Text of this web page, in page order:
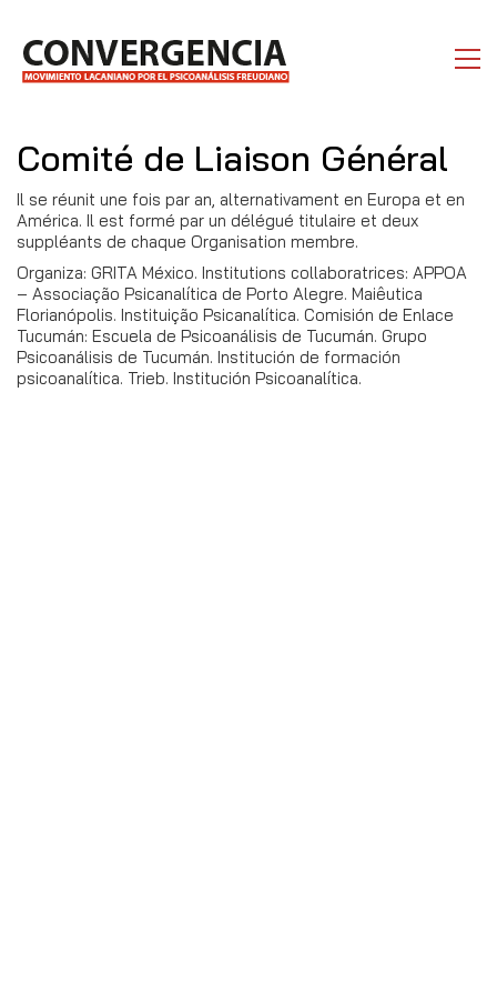
Comité de Liaison Général
Il se réunit une fois par an, alternativament en Europa et en
América. Il est formé par un délégué titulaire et deux
suppléants de chaque Organisation membre.
Organiza: GRITA México. Institutions collaboratrices: APPOA
– Associação Psicanalítica de Porto Alegre. Maiêutica
Florianópolis. Instituição Psicanalítica. Comisión de Enlace
Tucumán: Escuela de Psicoanálisis de Tucumán. Grupo
Psicoanálisis de Tucumán. Institución de formación
psicoanalítica. Trieb. Institución Psicoanalítica.